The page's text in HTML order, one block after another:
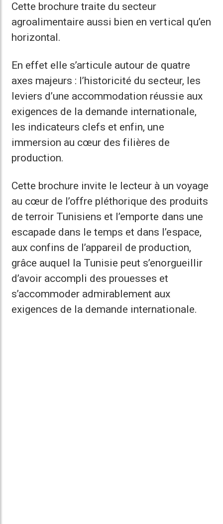
Cette brochure traite du secteur
agroalimentaire aussi bien en vertical qu’en
horizontal.
En effet elle s’articule autour de quatre
axes majeurs : l’historicité du secteur, les
leviers d’une accommodation réussie aux
exigences de la demande internationale,
les indicateurs clefs et enfin, une
immersion au cœur des filières de
production.
Cette brochure invite le lecteur à un voyage
au cœur de l’offre pléthorique des produits
de terroir Tunisiens et l’emporte dans une
escapade dans le temps et dans l’espace,
aux confins de l’appareil de production,
grâce auquel la Tunisie peut s’enorgueillir
d’avoir accompli des prouesses et
s’accommoder admirablement aux
exigences de la demande internationale.